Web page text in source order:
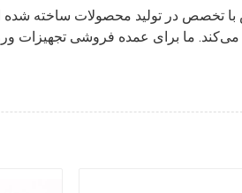
تخصص در تولید محصولات ساخته شده
ما برای عمده فروشی تجهیزات